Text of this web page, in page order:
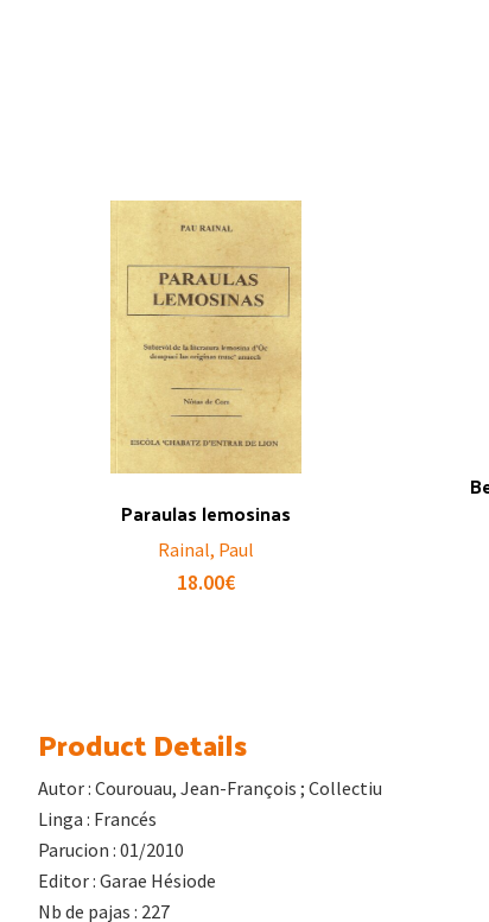
Paraulas lemosinas
Rainal, Paul
18.00€
Product Details
Autor : Courouau, Jean-François ; Collectiu
Linga : Francés
Parucion : 01/2010
Editor : Garae Hésiode
Nb de pajas : 227